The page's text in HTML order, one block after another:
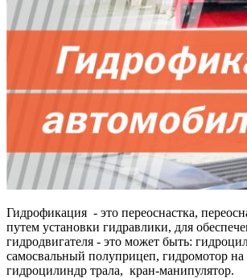
Гидрофикация - это переоснастка,
путем установки гидравлики, для
гидродвигателя - это может быть:
самосвальный полуприцеп, гидромотор
гидроцилиндр трала, кран-манипулятор.